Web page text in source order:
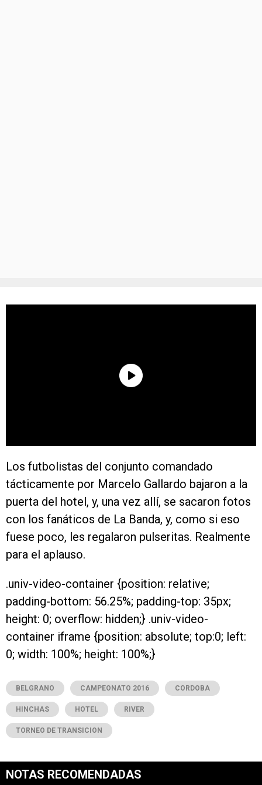
Los futbolistas del conjunto comandado
tácticamente por Marcelo Gallardo bajaron a la
puerta del hotel, y, una vez allí, se sacaron fotos
con los fanáticos de La Banda, y, como si eso
fuese poco, les regalaron pulseritas. Realmente
para el aplauso.
.univ-video-container {position: relative;
padding-bottom: 56.25%; padding-top: 35px;
height: 0; overflow: hidden;} .univ-video-
container iframe {position: absolute; top:0; left:
0; width: 100%; height: 100%;}
BELGRANO CAMPEONATO 2016 CORDOBA
HINCHAS HOTEL RIVER
TORNEO DE TRANSICION
NOTAS RECOMENDADAS